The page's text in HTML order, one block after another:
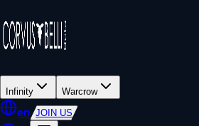
Infinity Warcrow
en JOIN US